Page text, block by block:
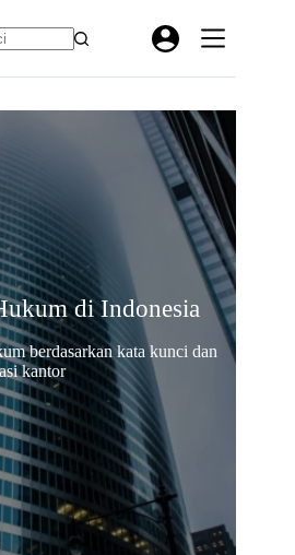
di Indonesia
berdasarkan kata kunci dan
kantor